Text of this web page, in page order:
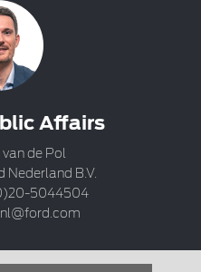
Affairs
de Pol
Nederland B.V.
5044504